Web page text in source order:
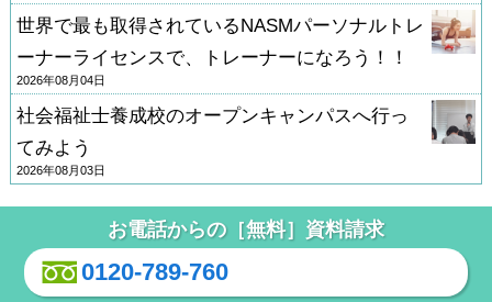
世界で最も取得されているNASMパーソナルトレ
ーナーライセンスで、トレーナーになろう！！
2026年08月04日
社会福祉士養成校のオープンキャンパスへ行っ
てみよう
2026年08月03日
お電話からの［無料］資料請求
0120-789-760